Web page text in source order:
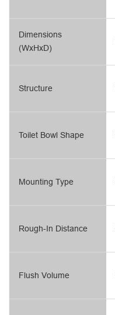
Dimensions
(WxHxD)
Structure
Toilet Bowl Shape
Mounting Type
Rough-In Distance
Flush Volume